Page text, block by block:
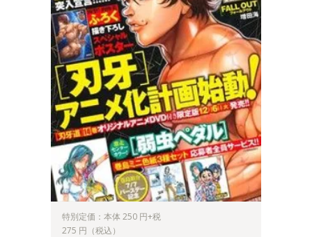
特別定価：本体 250 円+税
275 円（税込）